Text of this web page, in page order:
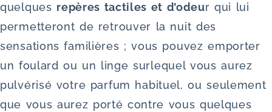
quelques repères tactiles et d’odeur qui lui
permetteront de retrouver la nuit des
sensations familières ; vous pouvez emporter
un foulard ou un linge surlequel vous aurez
pulvérisé votre parfum habituel, ou seulement
que vous aurez porté contre vous quelques